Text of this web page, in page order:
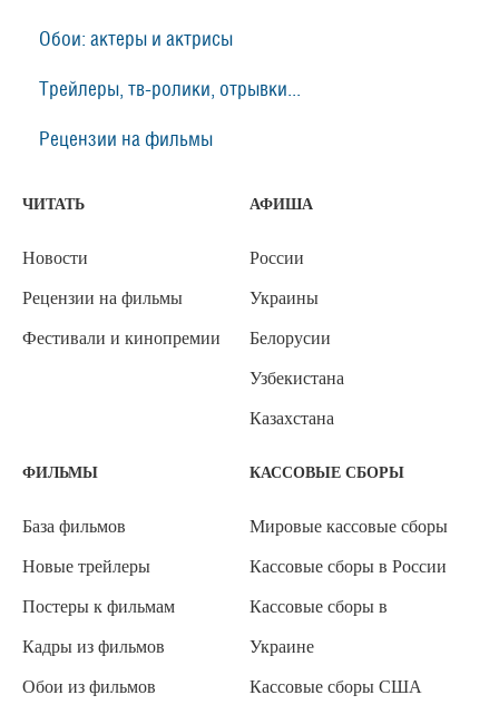
Обои: актеры и актрисы
Трейлеры, тв-ролики, отрывки...
Рецензии на фильмы
ЧИТАТЬ
Новости
Рецензии на фильмы
Фестивали и кинопремии
АФИША
России
Украины
Белорусии
Узбекистана
Казахстана
ФИЛЬМЫ
База фильмов
Новые трейлеры
Постеры к фильмам
Кадры из фильмов
Обои из фильмов
КАССОВЫЕ СБОРЫ
Мировые кассовые сборы
Кассовые сборы в России
Кассовые сборы в
Украине
Кассовые сборы США